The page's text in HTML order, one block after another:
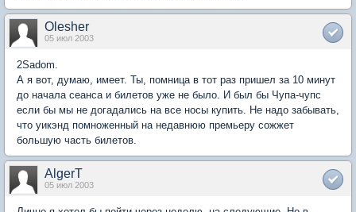
Olesher
05 июл 2003
2Sadom.
А я вот, думаю, имеет. Ты, помница в тот раз пришел за 10 минут
до начала сеанса и билетов уже не было. И был бы Чупа-чупс
если бы мы не догадались на все носы купить. Не надо забывать,
что уикэнд помноженный на недавнюю премьеру сожжет
большую часть билетов.
AlgerT
05 июл 2003